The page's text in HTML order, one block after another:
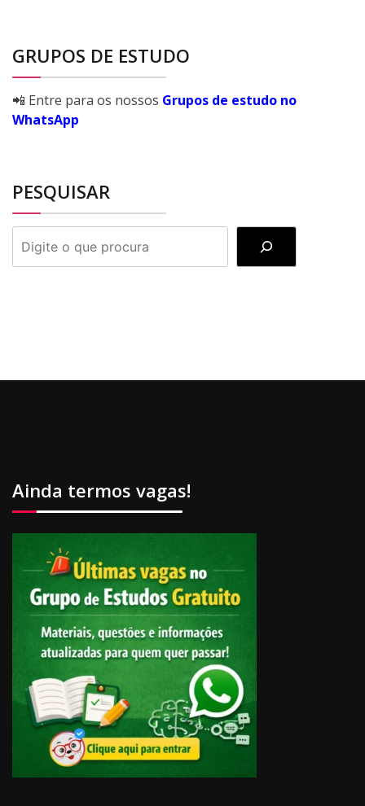
GRUPOS DE ESTUDO
📲 Entre para os nossos Grupos de estudo no
WhatsApp
PESQUISAR
PESQUISAR
Ainda termos vagas!